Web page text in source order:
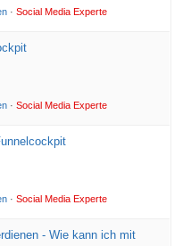
·Social Media Experte
·Social Media Experte
·Social Media Experte
- Wie kann ich mit